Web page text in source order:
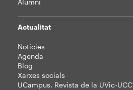
Alumni
Actualitat
Notícies
Agenda
Blog
Xarxes socials
UCampus. Revista de la UVic-UCC